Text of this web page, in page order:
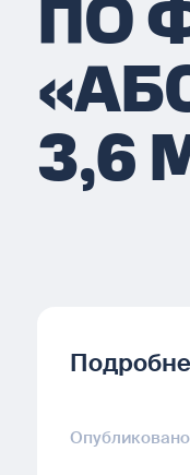
ПО
3,6
Опубликовано